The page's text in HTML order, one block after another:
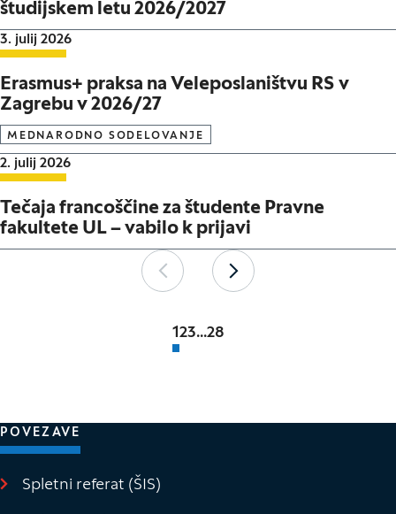
študijskem letu 2026/2027
Datum objave:
3. julij 2026
Erasmus+ praksa na Veleposlaništvu RS v
Zagrebu v 2026/27
MEDNARODNO SODELOVANJE
Datum objave:
2. julij 2026
Tečaja francoščine za študente Pravne
fakultete UL – vabilo k prijavi
Nazaj
1 23...28
Naprej
POVEZAVE
Spletni referat (ŠIS)